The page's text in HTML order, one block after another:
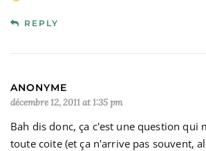
REPLY
ANONYME
décembre 12, 2011 at 1:35 pm
Bah dis donc, ça c'est une question qui
toute coite (et ça n'arrive pas souvent,